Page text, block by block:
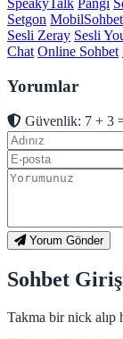
SpeakyTalk Pangi
Setgon MobilSohbet
Sesli Zeray Sesli
Chat Online Sohbet
Yorumlar
Güvenlik: 7 + 3
Yorum Gönder
Sohbet
Takma bir nick alıp